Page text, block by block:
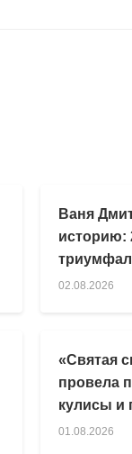
Ваня
историю:
02.08.2026
«Святая
провела
кулисы и
01.08.2026